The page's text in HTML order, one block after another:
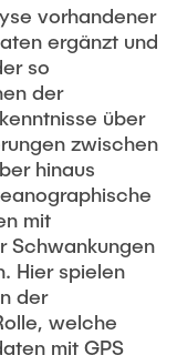
vorhandener
ergänzt und
so
der
über
zwischen
hinaus
mit
Schwankungen
Hier spielen
der
welche
mit GPS